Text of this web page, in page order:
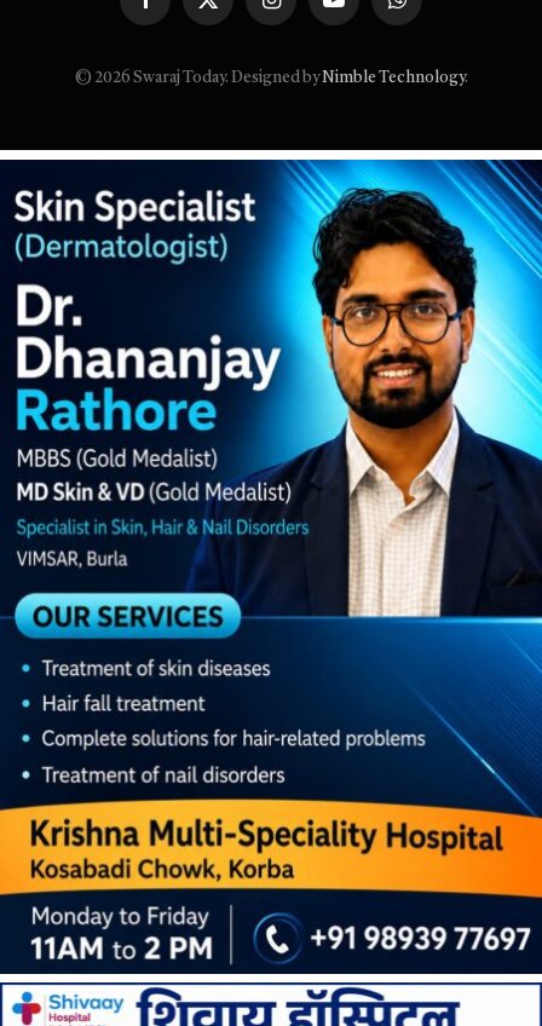
FacebookX
InstagramYouTubeWhatsApp
© 2026 Swaraj Today. Designed byNimble Technology.